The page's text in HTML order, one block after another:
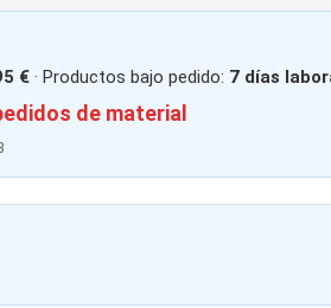
€· Productos bajo pedido: 7 días
de material